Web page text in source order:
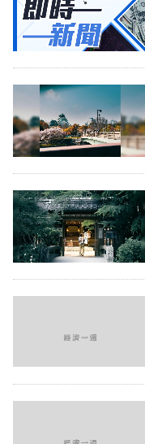
訂
閱
區